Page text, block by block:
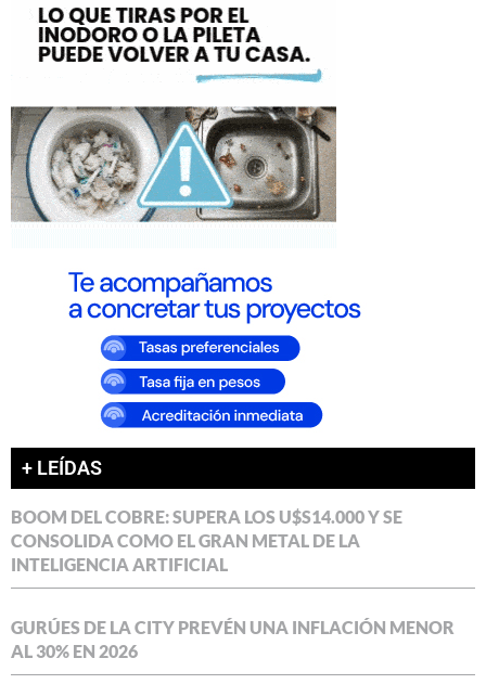
+ LEÍDAS
BOOM DEL COBRE: SUPERA LOS U$S14.000 Y SE
CONSOLIDA COMO EL GRAN METAL DE LA
INTELIGENCIA ARTIFICIAL
GURÚES DE LA CITY PREVÉN UNA INFLACIÓN MENOR
AL 30% EN 2026